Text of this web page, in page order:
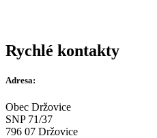
Rychlé kontakty
Adresa:
Obec Držovice
SNP 71/37
796 07 Držovice